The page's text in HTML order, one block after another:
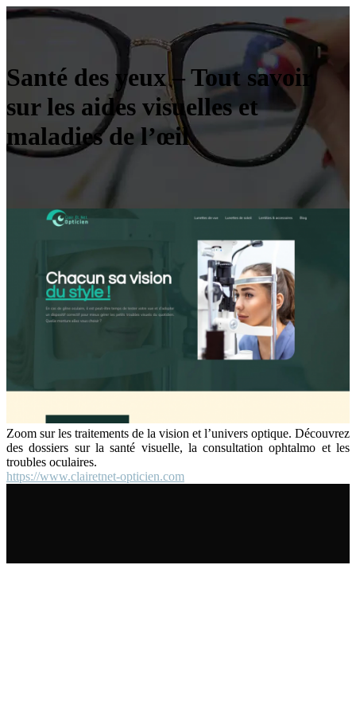
Santé des yeux – Tout savoir
sur les aides visuelles et
maladies de l’œil
Zoom sur les traitements de la vision et l’univers optique. Découvrez
des dossiers sur la santé visuelle, la consultation ophtalmo et les
troubles oculaires.
https://www.clairetnet-opticien.com